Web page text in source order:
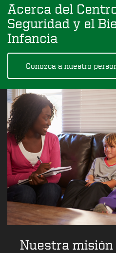
Acerca del
Seguridad y el
Infancia
Conozca a nuestro
Nuestra misión